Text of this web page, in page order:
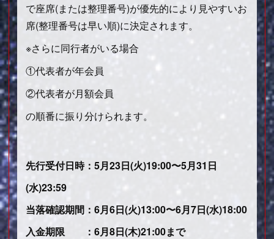
で座席(または整理番号)が優先的により見やすいお
席(整理番号は早い順)に決定されます。
※さらに同行者がいる場合
①代表者が年会員
②代表者が月額会員
の順番に振り分けられます。
先行受付日時：5月23日(火)19:00〜5月31日
(水)23:59
当落確認期間：6月6日(火)13:00〜6月7日(水)18:00
入金期限 ：6月8日(木)21:00まで